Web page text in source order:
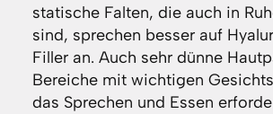
statische Falten, die auch in
sind, sprechen besser auf
Filler an. Auch sehr dünne
Bereiche mit wichtigen
das Sprechen und Essen